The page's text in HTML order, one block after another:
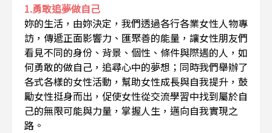
1.勇敢追夢做自己
妳的生活，由妳決定，我們透過各行各業女性人物專
訪，傳遞正面影響力、匯聚善的能量，讓女性朋友們
看見不同的身份、背景、個性、條件與際遇的人，如
何勇敢的做自己，追尋心中的夢想；同時我們舉辦了
各式各樣的女性活動，幫助女性成長與自我提升，鼓
勵女性挺身而出，促使女性從交流學習中找到屬於自
己的無限可能與力量，掌握人生，邁向自我實現之
路。